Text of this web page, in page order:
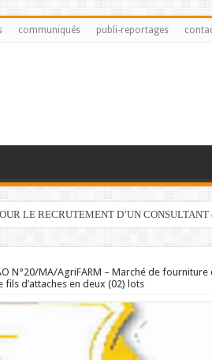
communiqués publi-reportages
LE RECRUTEMENT D’UN
N°20/MA/AgriFARM – Marché de fourniture
d’attaches en deux (02) lots